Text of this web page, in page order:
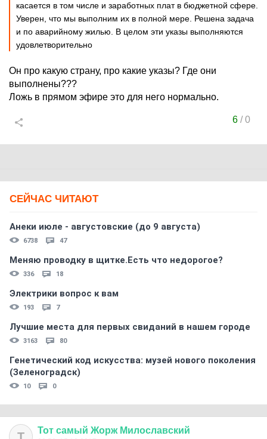
касается в том числе и заработных плат в бюджетной сфере.
Уверен, что мы выполним их в полной мере. Решена задача
и по аварийному жилью. В целом эти указы выполняются
удовлетворительно
Он про какую страну, про какие указы? Где они
выполнены???
Ложь в прямом эфире это для него нормально.
6/0
СЕЙЧАС ЧИТАЮТ
Анеки июле - августовские (до 9 августа)
6738 47
Меняю проводку в щитке.Есть что недорогое?
336 18
Электрики вопрос к вам
193 7
Лучшие места для первых свиданий в нашем городе
3163 80
Генетический код искусства: музей нового поколения
(Зеленоградск)
10 0
Тот самый Жорж Милославский